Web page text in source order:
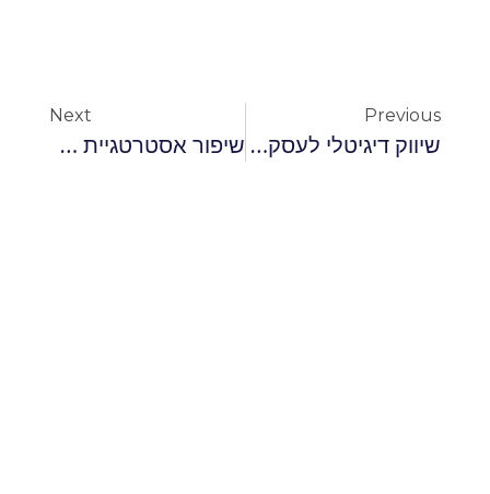
Previous
שיווק דיגיטלי לעסקים קטנים
Next
שיפור אסטרטגיית השיווק